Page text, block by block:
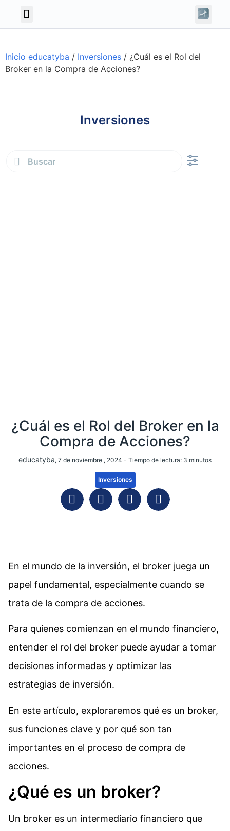
Inicio educatyba / Inversiones / ¿Cuál es el Rol del
Broker en la Compra de Acciones?
Inversiones
¿Cuál es el Rol del Broker en la
Compra de Acciones?
educatyba, 7 de noviembre , 2024 - Tiempo de lectura: 3 minutos
Inversiones
En el mundo de la inversión, el broker juega un
papel fundamental, especialmente cuando se
trata de la compra de acciones.
Para quienes comienzan en el mundo financiero,
entender el rol del broker puede ayudar a tomar
decisiones informadas y optimizar las
estrategias de inversión.
En este artículo, exploraremos qué es un broker,
sus funciones clave y por qué son tan
importantes en el proceso de compra de
acciones.
¿Qué es un broker?
Un broker es un intermediario financiero que